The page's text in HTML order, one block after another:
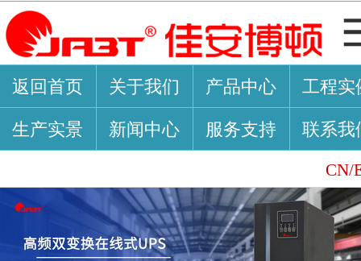
返回首页 关于我们 产品中心 工程实
生产实景 新闻中心 服务支持 联系我
CN/